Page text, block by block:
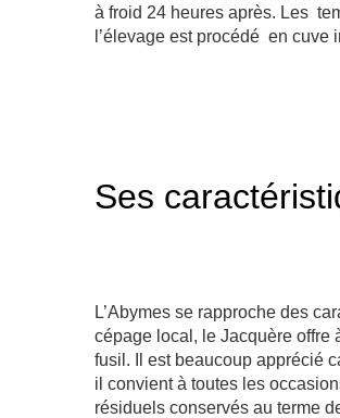
à froid 24 heures après. Les
l’élevage est procédé en cuve
Ses
L’Abymes se rapproche des
cépage local, le Jacquère offre
fusil. Il est beaucoup apprécié
il convient à toutes les
résiduels conservés au terme